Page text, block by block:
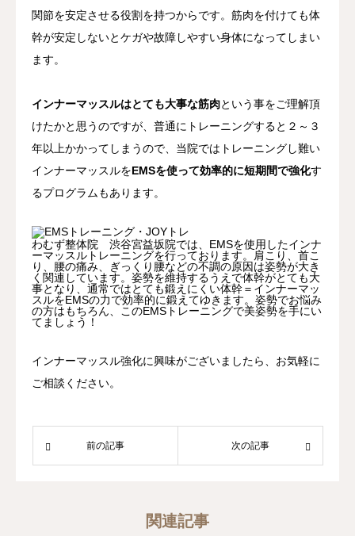
関節を安定させる役割を持つからです。筋肉を付けても体
幹が安定しないとケガや故障しやすい身体になってしまい
ます。
インナーマッスルはとても大事な筋肉という事をご理解頂
けたかと思うのですが、普通にトレーニングすると２～３
年以上かかってしまうので、当院ではトレーニングし難い
インナーマッスルをEMSを使って効率的に短期間で強化す
るプログラムもあります。
わむず整体院 渋谷宮益坂院では、EMSを使用したインナ
ーマッスルトレーニングを行っております。肩こり、首こ
り、腰の痛み、ぎっくり腰などの不調の原因は姿勢が大き
く関連しています。姿勢を維持するうえで体幹がとても大
事となり、通常ではとても鍛えにくい体幹＝インナーマッ
スルをEMSの力で効率的に鍛えてゆきます。姿勢でお悩み
の方はもちろん、このEMSトレーニングで美姿勢を手にい
てましょう！
インナーマッスル強化に興味がございましたら、お気軽に
ご相談ください。
前の記事 次の記事
関連記事